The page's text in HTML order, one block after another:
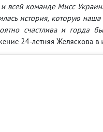
всей команде Мисс
история, которую
счастлива и горда
24-летняя Желяскова в